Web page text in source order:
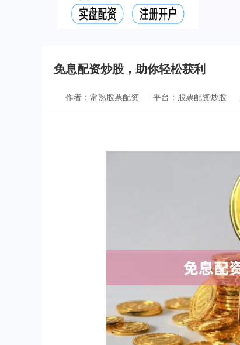
免息配资炒股，助你轻松获利
作者：常熟股票配资 平台：股票配资炒股